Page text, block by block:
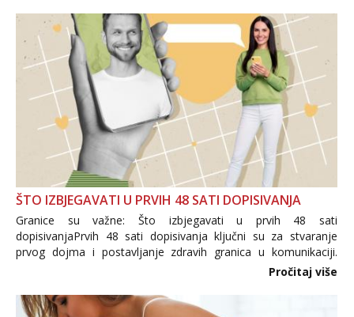
ŠTO IZBJEGAVATI U PRVIH 48 SATI DOPISIVANJA
Granice su važne: Što izbjegavati u prvih 48 sati
dopisivanjaPrvih 48 sati dopisivanja ključni su za stvaranje
prvog dojma i postavljanje zdravih granica u komunikaciji.
Važno je izbjeći prebrzo otkrivanje osobnih ili intimnih
informacija, jer nepoznata osoba još nije zaslužila to
povjerenje. Takođe...
Pročitaj više